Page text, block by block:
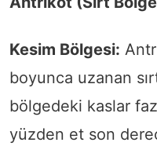
Kesim Bölgesi:
boyunca uzanan
bölgedeki kaslar
yüzden et son